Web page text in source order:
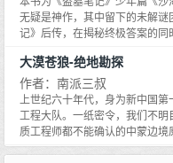
无疑是神作，其中留下的未解
记》后传，在揭秘终极答案的同
派小说与非南派小说之分。南派
《沙海》将是南派三叔在《盗墓
大漠苍狼-绝地勘探
作者：南派三叔
上世纪六十年代，身为新中国
工程大队。一纸密令，我们不
质工程师都不能确认的中蒙边境
处决的阶段，我们观看了一段